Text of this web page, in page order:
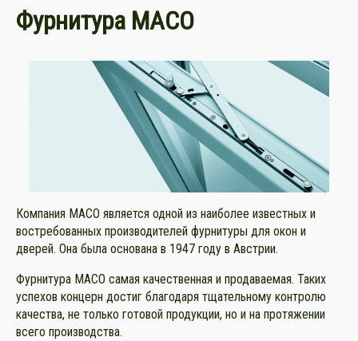
Фурнитура МАСО
Компания MACO является одной из наиболее известных и
востребованных производителей фурнитуры для окон и
дверей. Она была основана в 1947 году в Австрии.
Фурнитура MACO самая качественная и продаваемая. Таких
успехов концерн достиг благодаря тщательному контролю
качества, не только готовой продукции, но и на протяжении
всего производства.